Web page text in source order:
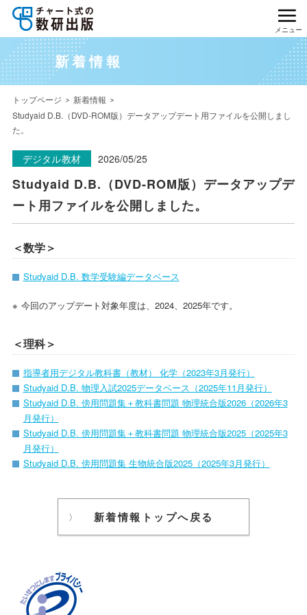
メニュー
新着情報
トップページ
新着情報
Studyaid D.B.（DVD-ROM版）データアップデート用ファイルを公開しまし
た。
デジタル教材 2026/05/25
Studyaid D.B.（DVD-ROM版）データアップデ
ート用ファイルを公開しました。
＜数学＞
Studyaid D.B. 数学受験編データベース
今回のアップデート対象年度は、2024、2025年です。
＜理科＞
指導者用デジタル教科書（教材） 化学（2023年3月発行）
Studyaid D.B. 物理入試2025データベース（2025年11月発行）
Studyaid D.B. 傍用問題集＋教科書問題 物理統合版2026（2026年3
月発行）
Studyaid D.B. 傍用問題集＋教科書問題 物理統合版2025（2025年3
月発行）
Studyaid D.B. 傍用問題集 生物統合版2025（2025年3月発行）
新着情報トップへ戻る